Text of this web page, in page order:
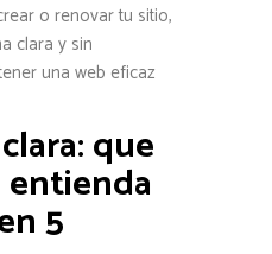
o renovar tu sitio,
clara y sin
una web eficaz
que
5